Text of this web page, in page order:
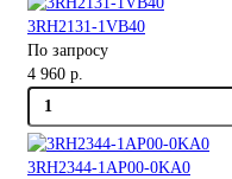
3RH2131-1VB40
По запросу
4 960 р.
3RH2344-1AP00-0KA0